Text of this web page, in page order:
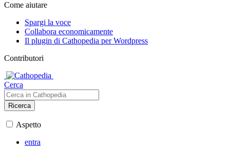
Come aiutare
Spargi la voce
Collabora economicamente
Il plugin di Cathopedia per Wordpress
Contributori
Cerca
Ricerca
Aspetto
entra